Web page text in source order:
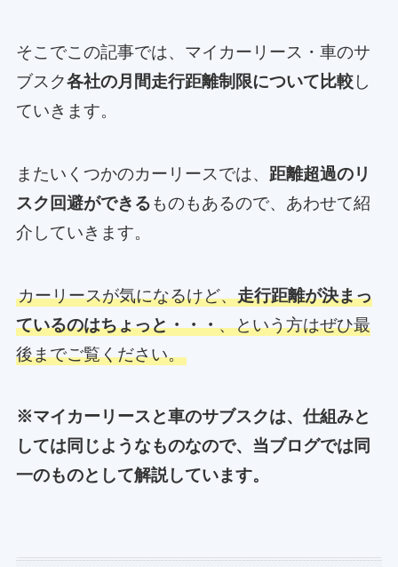
そこでこの記事では、マイカーリース・車のサ
ブスク各社の月間走行距離制限について比較し
ていきます。
またいくつかのカーリースでは、 距離超過のリ
スク回避ができるものもあるので、あわせて紹
介していきます。
カーリースが気になるけど、走行距離が決まっ
ているのはちょっと・・・、という方はぜひ最
後までご覧ください。
※マイカーリースと車のサブスクは、仕組みと
しては同じようなものなので、当ブログでは同
一のものとして解説しています。